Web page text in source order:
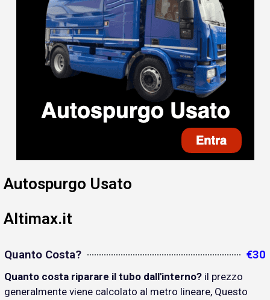
Autospurgo Usato
Altimax.it
Quanto Costa? €30
Quanto costa riparare il tubo dall'interno? il prezzo
generalmente viene calcolato al metro lineare, Questo